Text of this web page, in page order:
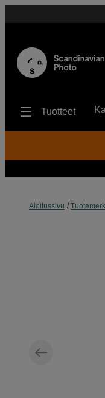
Tuotteet
Aloitussivu